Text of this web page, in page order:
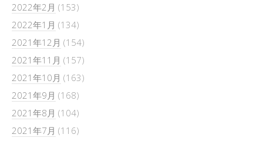
2022年2月 (153)
2022年1月 (134)
2021年12月 (154)
2021年11月 (157)
2021年10月 (163)
2021年9月 (168)
2021年8月 (104)
2021年7月 (116)